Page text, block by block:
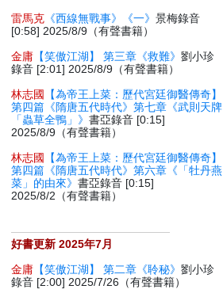
雷馬克 《西線無戰事》《一》景梅錄音
[0:58] 2025/8/9（有聲書籍）
金庸 【笑傲江湖】 第三章《救難》劉小珍
錄音 [2:01] 2025/8/9（有聲書籍）
林志國
【為帝王上菜：歷代宮廷御醫傳奇】
第四篇《隋唐五代時代》第七章《武則天牌
「蟲草全鴨」》書亞錄音 [0:15]
2025/8/9（有聲書籍）
林志國
【為帝王上菜：歷代宮廷御醫傳奇】
第四篇《隋唐五代時代》第六章《「牡丹燕
菜」的由來》書亞錄音 [0:15]
2025/8/2（有聲書籍）
好書更新 2025年7月
金庸 【笑傲江湖】 第二章《聆秘》劉小珍
錄音 [2:00] 2025/7/26（有聲書籍）